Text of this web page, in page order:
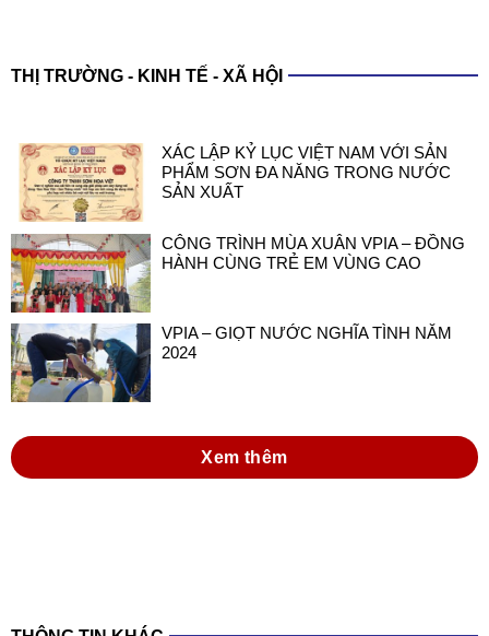
THỊ TRƯỜNG - KINH TẾ - XÃ HỘI
XÁC LẬP KỶ LỤC VIỆT NAM VỚI SẢN
PHẨM SƠN ĐA NĂNG TRONG NƯỚC
SẢN XUẤT
CÔNG TRÌNH MÙA XUÂN VPIA – ĐỒNG
HÀNH CÙNG TRẺ EM VÙNG CAO
VPIA – GIỌT NƯỚC NGHĨA TÌNH NĂM
2024
Xem thêm